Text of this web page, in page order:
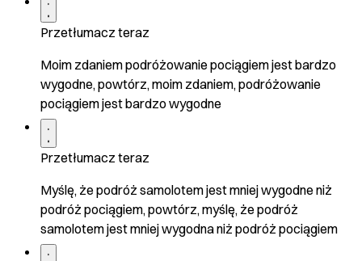
Przetłumacz teraz
Moim zdaniem podróżowanie pociągiem jest bardzo
wygodne, powtórz, moim zdaniem, podróżowanie
pociągiem jest bardzo wygodne
Przetłumacz teraz
Myślę, że podróż samolotem jest mniej wygodne niż
podróż pociągiem, powtórz, myślę, że podróż
samolotem jest mniej wygodna niż podróż pociągiem